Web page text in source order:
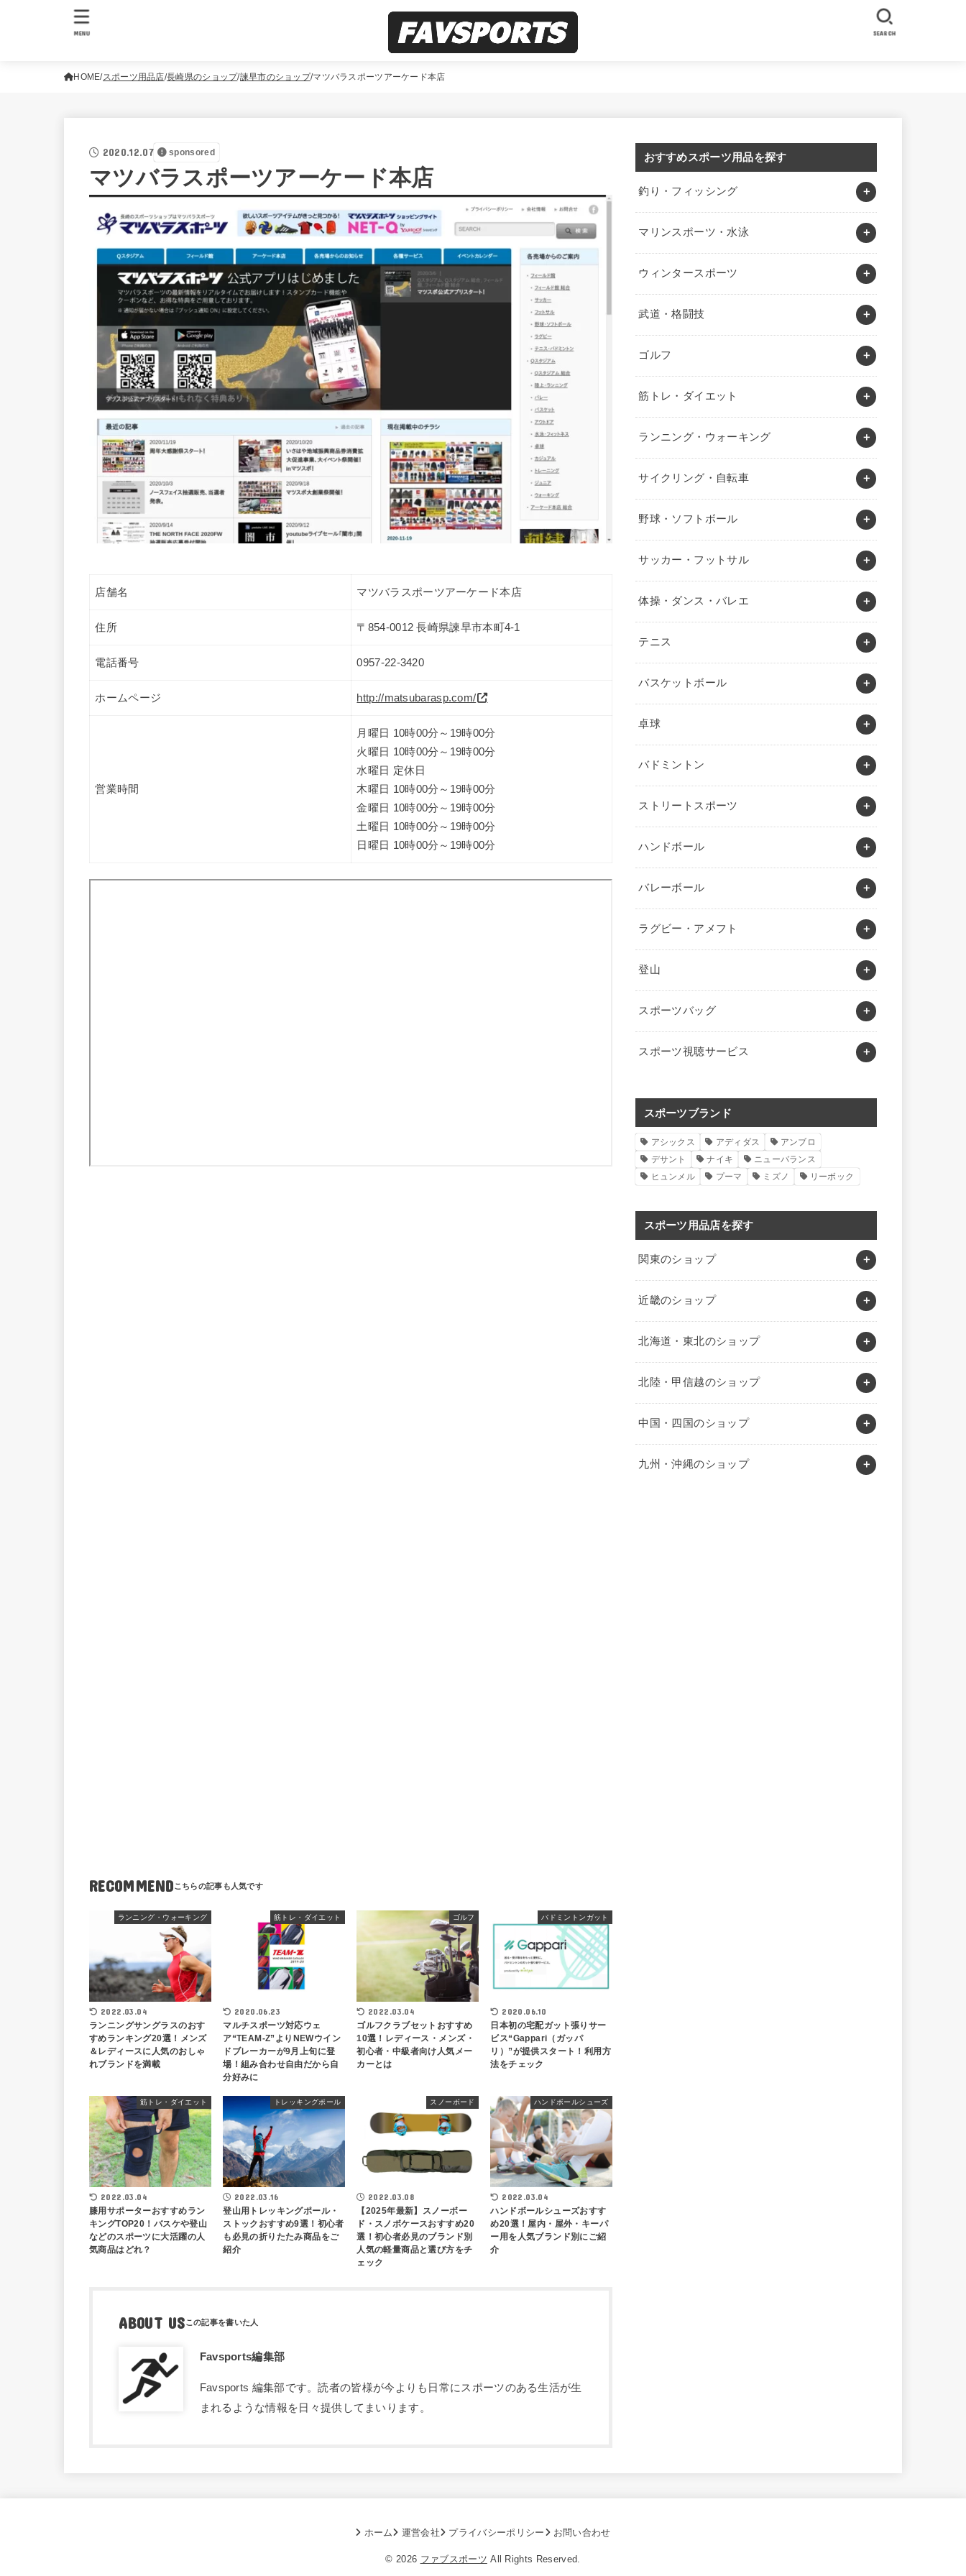
SEARCH
MENU
HOME スポーツ用品店 長崎県のショップ 諫早市のショップ マツバラスポーツアーケード本店
2020.12.07 sponsored
マツバラスポーツアーケード本店
店舗名 マツバラスポーツアーケード本店
住所 〒854-0012 長崎県諫早市本町4-1
電話番号 0957-22-3420
ホームページ http://matsubarasp.com/
営業時間
月曜日 10時00分～19時00分
火曜日 10時00分～19時00分
水曜日 定休日
木曜日 10時00分～19時00分
金曜日 10時00分～19時00分
土曜日 10時00分～19時00分
日曜日 10時00分～19時00分
RECOMMEND
ランニング・ウォーキング
2022.03.04
ランニングサングラスのおす
すめランキング20選！メンズ
＆レディースに人気のおしゃ
れブランドを満載
筋トレ・ダイエット
2020.06.23
マルチスポーツ対応ウェ
ア“TEAM-Z”よりNEWウイン
ドブレーカーが9月上旬に登
場！組み合わせ自由だから自
分好みに
ゴルフ
2022.03.04
ゴルフクラブセットおすすめ
10選！レディース・メンズ・
初心者・中級者向け人気メー
カーとは
バドミントンガット
2020.06.10
日本初の宅配ガット張りサー
ビス“Gappari（ガッパ
リ）”が提供スタート！利用方
法をチェック
筋トレ・ダイエット
2022.03.04
膝用サポーターおすすめラン
キングTOP20！バスケや登山
などのスポーツに大活躍の人
気商品はどれ？
トレッキングポール
2022.03.16
登山用トレッキングポール・
ストックおすすめ9選！初心者
も必見の折りたたみ商品をご
紹介
スノーボード
2022.03.08
【2025年最新】スノーボー
ド・スノボケースおすすめ20
選！初心者必見のブランド別
人気の軽量商品と選び方をチ
ェック
ハンドボールシューズ
2022.03.04
ハンドボールシューズおすす
め20選！屋内・屋外・キーパ
ー用を人気ブランド別にご紹
介
ABOUT US
Favsports編集部
Favsports 編集部です。読者の皆様が今よりも日常にスポーツのある生活が生
まれるような情報を日々提供してまいります。
おすすめスポーツ用品を探す
釣り・フィッシング
マリンスポーツ・水泳
ウィンタースポーツ
武道・格闘技
ゴルフ
筋トレ・ダイエット
ランニング・ウォーキング
サイクリング・自転車
野球・ソフトボール
サッカー・フットサル
体操・ダンス・バレエ
テニス
バスケットボール
卓球
バドミントン
ストリートスポーツ
ハンドボール
バレーボール
ラグビー・アメフト
登山
スポーツバッグ
スポーツ視聴サービス
スポーツブランド
アシックス アディダス
アンブロ
デサント
ナイキ
ニューバランス
ヒュンメル
プーマ ミズノ リーボック
スポーツ用品店を探す
関東のショップ
近畿のショップ
北海道・東北のショップ
北陸・甲信越のショップ
中国・四国のショップ
九州・沖縄のショップ
ホーム 運営会社 プライバシーポリシー お問い合わせ
© 2026 ファブスポーツ All Rights Reserved.